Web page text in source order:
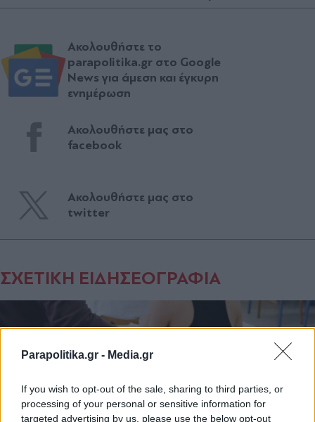
Parapolitika.gr - Media.gr
If you wish to opt-out of the sale, sharing to third parties, or
processing of your personal or sensitive information for
targeted advertising by us, please use the below opt-out
Ακολουθήστε το
parapolitika.gr στο Google
News για άμεση και έγκυρη
ενημέρωση
Ακολουθήστε μας στο
facebook
Ακολουθήστε μας στο
twitter
ΣΧΕΤΙΚΗ ΕΙΔΗΣΕΟΓΡΑΦΙΑ